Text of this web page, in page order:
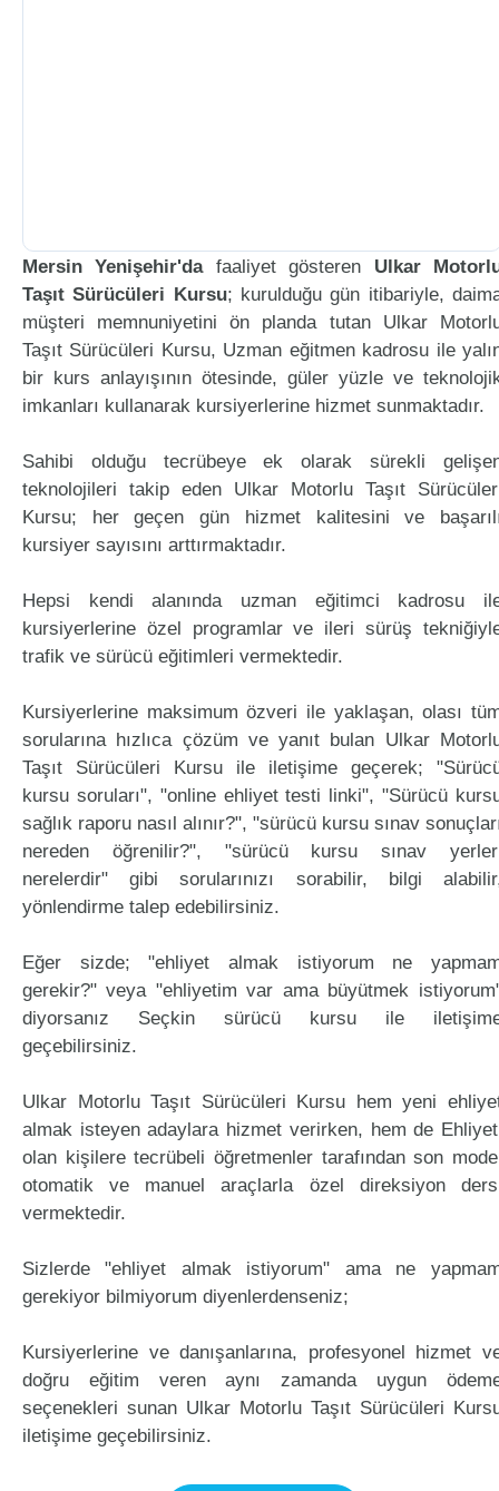
Mersin Yenişehir'dafaaliyet gösteren Ulkar
Taşıt Sürücüleri Kursu; kurulduğu gün itibariyle,
müşteri memnuniyetini ön planda tutan Ulkar
Taşıt Sürücüleri Kursu, Uzman eğitmen kadrosu ile
bir kurs anlayışının ötesinde, güler yüzle ve
imkanları kullanarak kursiyerlerine hizmet sunmaktadır.
Sahibi olduğu tecrübeye ek olarak sürekli
teknolojileri takip eden Ulkar Motorlu Taşıt
Kursu; her geçen gün hizmet kalitesini ve
kursiyer sayısını arttırmaktadır.
Hepsi kendi alanında uzman eğitimci kadrosu
kursiyerlerine özel programlar ve ileri sürüş
trafik ve sürücü eğitimleri vermektedir.
Kursiyerlerine maksimum özveri ile yaklaşan, olası
sorularına hızlıca çözüm ve yanıt bulan Ulkar
Taşıt Sürücüleri Kursu ile iletişime geçerek;
kursu soruları", "online ehliyet testi linki", "Sürücü
sağlık raporu nasıl alınır?", "sürücü kursu sınav
nereden öğrenilir?", "sürücü kursu sınav
nerelerdir" gibi sorularınızı sorabilir, bilgi
yönlendirme talep edebilirsiniz.
Eğer sizde; "ehliyet almak istiyorum ne
gerekir?" veya "ehliyetim var ama büyütmek
diyorsanız Seçkin sürücü kursu ile
geçebilirsiniz.
Ulkar Motorlu Taşıt Sürücüleri Kursu hem yeni
almak isteyen adaylara hizmet verirken, hem de
olan kişilere tecrübeli öğretmenler tarafından son
otomatik ve manuel araçlarla özel direksiyon
vermektedir.
Sizlerde "ehliyet almak istiyorum" ama ne
gerekiyor bilmiyorum diyenlerdenseniz;
Kursiyerlerine ve danışanlarına, profesyonel hizmet
doğru eğitim veren aynı zamanda uygun
seçenekleri sunan Ulkar Motorlu Taşıt Sürücüleri
iletişime geçebilirsiniz.